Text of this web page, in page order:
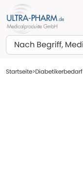
Suchen
Startseite Diabetikerbedarf